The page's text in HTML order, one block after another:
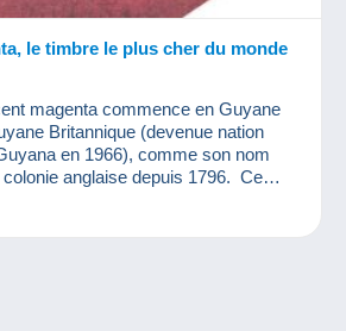
le timbre le plus cher du monde
magenta commence en Guyane
Britannique (devenue nation
en 1966), comme son nom
colonie anglaise depuis 1796. Ce
état du Commonwealth situé en